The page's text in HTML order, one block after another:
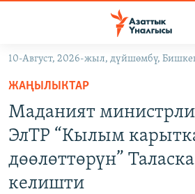
Навигацияга
өтүңүз
Издөөгө
салыңызКЫРГЫЗСТАН
ДҮЙНӨ
10-Август, 2026-жыл, дүйшөмбү,
ЖАҢЫЛЫКТАР
Маданият
ЭлТР “Кылым
дөөлөттөрүн”
келишти